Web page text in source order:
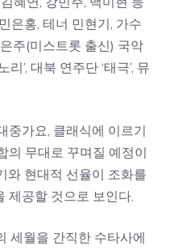
은홍, 테너 민현기, 가수
주(미스트롯 출신) 국악
’, 대북 연주단 ‘태극’, 뮤
중가요, 클래식에 이르기
의 무대로 꾸며질 예정이
와 현대적 선율이 조화를
제공할 것으로 보인다.
세월을 간직한 수타사에